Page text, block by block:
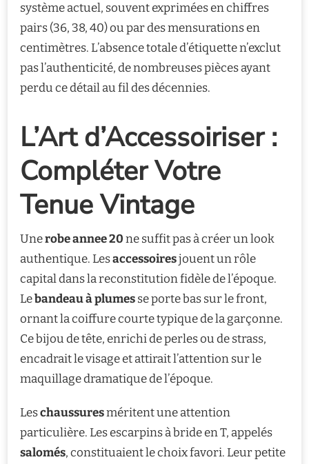
système actuel, souvent exprimées en chiffres
pairs (36, 38, 40) ou par des mensurations en
centimètres. L’absence totale d’étiquette n’exclut
pas l’authenticité, de nombreuses pièces ayant
perdu ce détail au fil des décennies.
L’Art d’Accessoiriser :
Compléter Votre
Tenue Vintage
Unerobe annee 20ne suffit pas à créer un look
authentique. Lesaccessoiresjouent un rôle
capital dans la reconstitution fidèle de l’époque.
Lebandeau à plumesse porte bas sur le front,
ornant la coiffure courte typique de la garçonne.
Ce bijou de tête, enrichi de perles ou de strass,
encadrait le visage et attirait l’attention sur le
maquillage dramatique de l’époque.
Leschaussuresméritent une attention
particulière. Les escarpins à bride en T, appelés
salomés, constituaient le choix favori. Leur petite